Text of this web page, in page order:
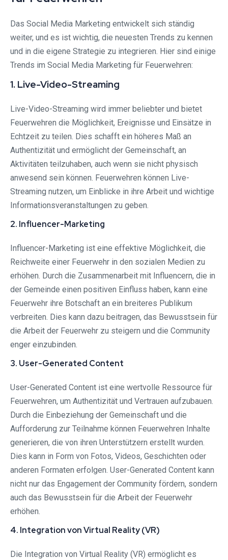
Das Social Media Marketing entwickelt sich ständig
weiter, und es ist wichtig, die neuesten Trends zu kennen
und in die eigene Strategie zu integrieren. Hier sind einige
Trends im Social Media Marketing für Feuerwehren:
1. Live-Video-Streaming
Live-Video-Streaming wird immer beliebter und bietet
Feuerwehren die Möglichkeit, Ereignisse und Einsätze in
Echtzeit zu teilen. Dies schafft ein höheres Maß an
Authentizität und ermöglicht der Gemeinschaft, an
Aktivitäten teilzuhaben, auch wenn sie nicht physisch
anwesend sein können. Feuerwehren können Live-
Streaming nutzen, um Einblicke in ihre Arbeit und wichtige
Informationsveranstaltungen zu geben.
2. Influencer-Marketing
Influencer-Marketing ist eine effektive Möglichkeit, die
Reichweite einer Feuerwehr in den sozialen Medien zu
erhöhen. Durch die Zusammenarbeit mit Influencern, die in
der Gemeinde einen positiven Einfluss haben, kann eine
Feuerwehr ihre Botschaft an ein breiteres Publikum
verbreiten. Dies kann dazu beitragen, das Bewusstsein für
die Arbeit der Feuerwehr zu steigern und die Community
enger einzubinden.
3. User-Generated Content
User-Generated Content ist eine wertvolle Ressource für
Feuerwehren, um Authentizität und Vertrauen aufzubauen.
Durch die Einbeziehung der Gemeinschaft und die
Aufforderung zur Teilnahme können Feuerwehren Inhalte
generieren, die von ihren Unterstützern erstellt wurden.
Dies kann in Form von Fotos, Videos, Geschichten oder
anderen Formaten erfolgen. User-Generated Content kann
nicht nur das Engagement der Community fördern, sondern
auch das Bewusstsein für die Arbeit der Feuerwehr
erhöhen.
4. Integration von Virtual Reality (VR)
Die Integration von Virtual Reality (VR) ermöglicht es